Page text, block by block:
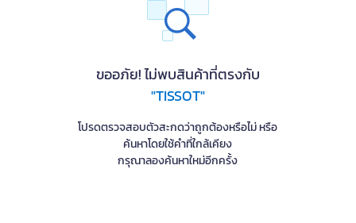
ขออภัย! ไม่พบสินค้าที่ตรงกับ
"TISSOT"
โปรดตรวจสอบตัวสะกดว่าถูกต้องหรือไม่ หรือ
ค้นหาโดยใช้คำที่ใกล้เคียง
กรุณาลองค้นหาใหม่อีกครั้ง